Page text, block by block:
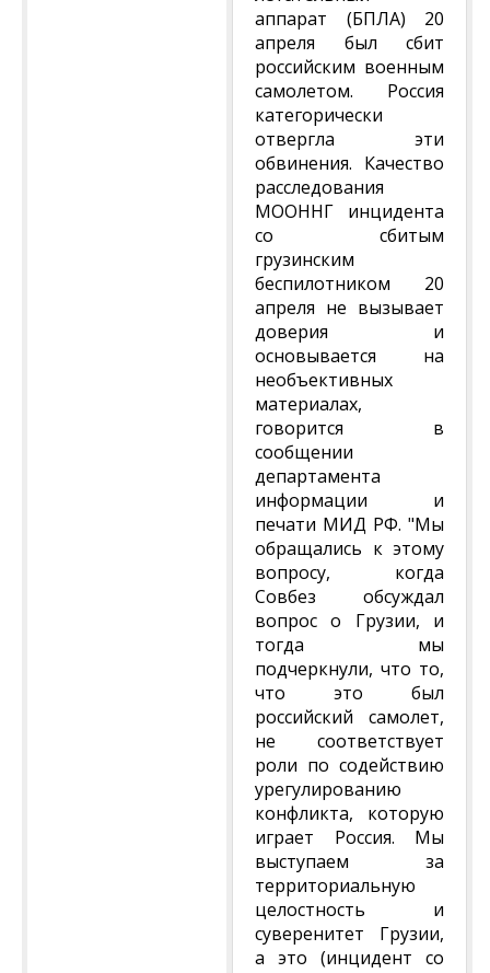
аппарат (БПЛА) 20
апреля был сбит
российским военным
самолетом. Россия
категорически
отвергла эти
обвинения. Качество
расследования
МООННГ инцидента
со сбитым
грузинским
беспилотником 20
апреля не вызывает
доверия и
основывается на
необъективных
материалах,
говорится в
сообщении
департамента
информации и
печати МИД РФ. "Мы
обращались к этому
вопросу, когда
Совбез обсуждал
вопрос о Грузии, и
тогда мы
подчеркнули, что то,
что это был
российский самолет,
не соответствует
роли по содействию
урегулированию
конфликта, которую
играет Россия. Мы
выступаем за
территориальную
целостность и
суверенитет Грузии,
а это (инцидент со